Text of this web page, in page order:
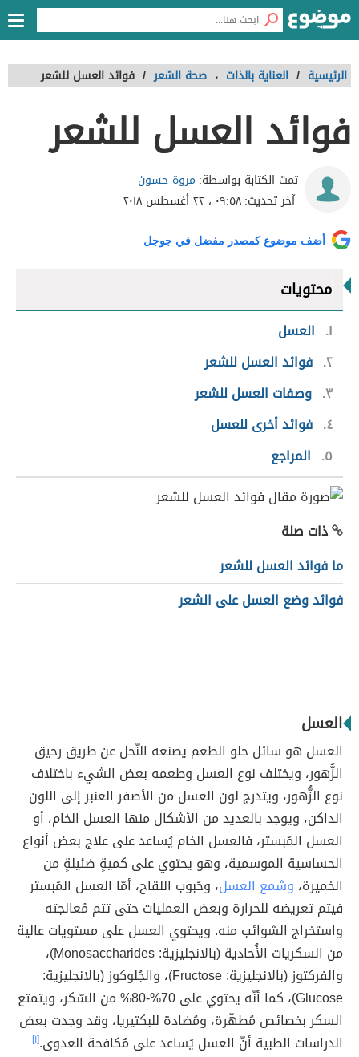
الرئيسية / العناية بالذات ، صحة الشعر / فوائد العسل للشعر
فوائد العسل للشعر
تمت الكتابة بواسطة: مروة حسون
آخر تحديث:٠٩:٥٨ ، ٢٢ أغسطس ٢٠١٨
أضف موضوع كمصدر مفضل في جوجل
محتويات
١
العسل
٢ فوائد العسل للشعر
٣ وصفات العسل للشعر
٤ فوائد أخرى للعسل
٥
المراجع
ذات صلة
ما فوائد العسل للشعر
فوائد وضع العسل على الشعر
العسل
العسل هو سائل حلو الطعم يصنعه النّحل عن طريق رحيق
الزُّهور، ويختلف نوع العسل وطعمه بعض الشيء باختلاف
نوع الزُّهور، ويتدرج لون العسل من الأصفر العنبر إلى اللون
الداكن، ويوجد بالعديد من الأشكال منها العسل الخام، أو
العسل المُبستر، فالعسل الخام يُساعد على علاج بعض أنواع
الحساسية الموسمية، وهو يحتوي على كميةٍ ضئيلةٍ من
الخميرة، وشمع العسل، وحُبوب اللقاح، أمّا العسل المُبستر
فيتم تعريضه للحرارة وبعض العمليات حتى تتم مُعالجته
واستخراج الشوائب منه. ويحتوي العسل على مستويات عالية
من السكريات الأُحادية (بالانجليزية: Monosaccharides)،
والفركتوز (بالانجليزية: Fructose)، والجُلوكوز (بالانجليزية:
Glucose)، كما أنّه يحتوي على 70%-80% من السّكر، ويتمتع
السكر بخصائص مُطهّرة، ومُضادة للبكتيريا، وقد وجدت بعض
الدراسات الطبية أنّ العسل يُساعد على مُكافحة العدوى.[١]